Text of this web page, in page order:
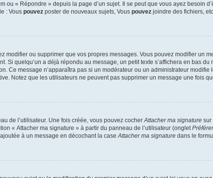
ou « Répondre » depuis la page d’un sujet. Il se peut que vous ayez besoin
: Vous pouvez poster de nouveaux sujets, Vous pouvez joindre des fichiers,
modifier ou supprimer que vos propres messages. Vous pouvez modifier un
Si quelqu’un a déjà répondu au message, un petit texte s’affichera en bas
Ce message n’apparaîtra pas si un modérateur ou un administrateur
Notez que les utilisateurs ne peuvent pas supprimer un message une fois
de l’utilisateur. Une fois créée, vous pouvez cocherAttacher ma signature sur
« Attacher ma signature » à partir du panneau de l’utilisateur (onglet
à un message en décochant la caseAttacher ma signature dans le